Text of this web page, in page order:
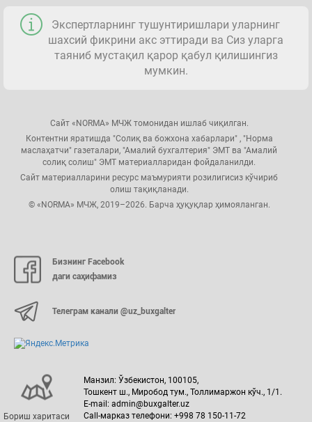
Экспертларнинг тушунтиришлари уларнинг
шахсий фикрини акс эттиради ва Сиз уларга
таяниб мустақил қарор қабул қилишингиз
мумкин.
Сайт «NORMA» МЧЖ томонидан ишлаб чиқилган.
Контентни яратишда "Солиқ ва божхона хабарлари" , "Норма
маслаҳатчи" газеталари, "Амалий бухгалтерия" ЭМТ ва "Амалий
солиқ солиш" ЭМТ материалларидан фойдаланилди.
Сайт материалларини ресурс маъмурияти розилигисиз кўчириб
олиш тақиқланади.
© «NORMA» МЧЖ, 2019–2026. Барча ҳуқуқлар ҳимояланган.
Бизнинг Facebook
даги саҳифамиз
Телеграм канали @uz_buxgalter
Бориш харитаси
Манзил: Ўзбекистон, 100105,
Тошкент ш., Миробод тум., Толлимаржон кўч., 1/1.
E-mail: admin@buxgalter.uz
Call-марказ телефони: +998 78 150-11-72